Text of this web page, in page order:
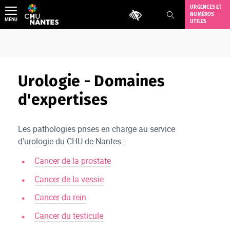
Aller
au
contenu
Outils d'accessibilité
URGENCES ET
NUMÉROS
UTILES
MENU
Urologie - Domaines
d'expertises
Les pathologies prises en charge au service
d'urologie du CHU de Nantes :
Cancer de la prostate
Cancer de la vessie
Cancer du rein
Cancer du testicule